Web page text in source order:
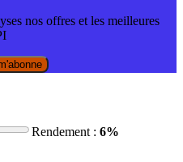
nos offres et les meilleures
Rendement : 6%